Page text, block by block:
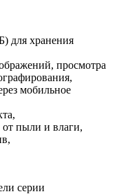
для хранения
просмотра
мобильное
от пыли и влаги,
серии